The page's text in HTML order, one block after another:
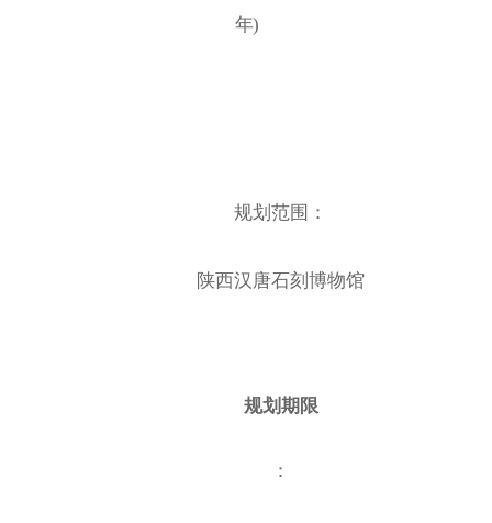
年)
规划范围：
陕西汉唐石刻博物馆
规划期限
：